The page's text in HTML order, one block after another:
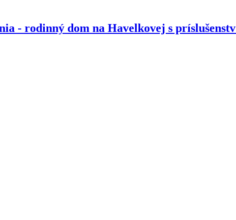
- rodinný dom na Havelkovej s